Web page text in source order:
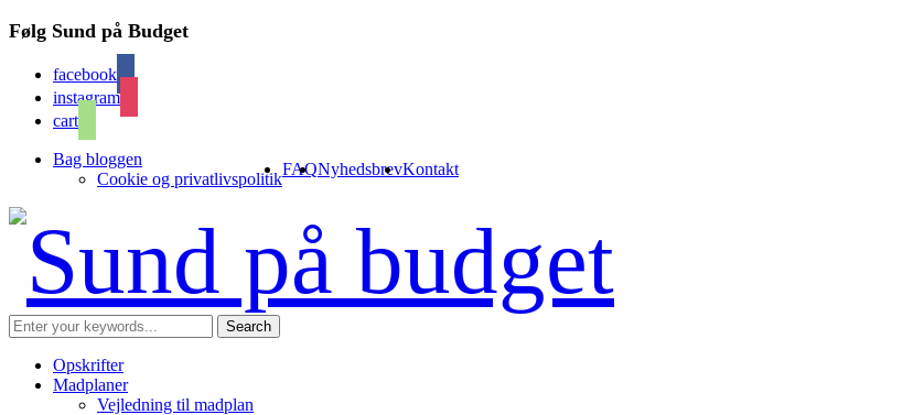
Følg Sund på Budget
facebook
instagram
cart
Bag bloggen
Cookie og privatlivspolitik
FAQNyhedsbrevKontakt
Opskrifter
Madplaner
Vejledning til madplan